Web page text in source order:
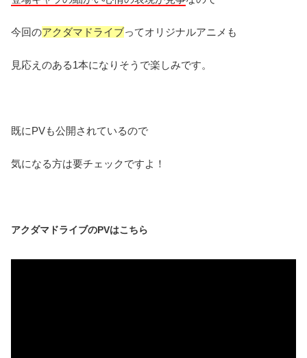
今回のアクダマドライブってオリジナルアニメも
見応えのある1本になりそうで楽しみです。
既にPVも公開されているので
気になる方は要チェックですよ！
アクダマドライブのPVはこちら